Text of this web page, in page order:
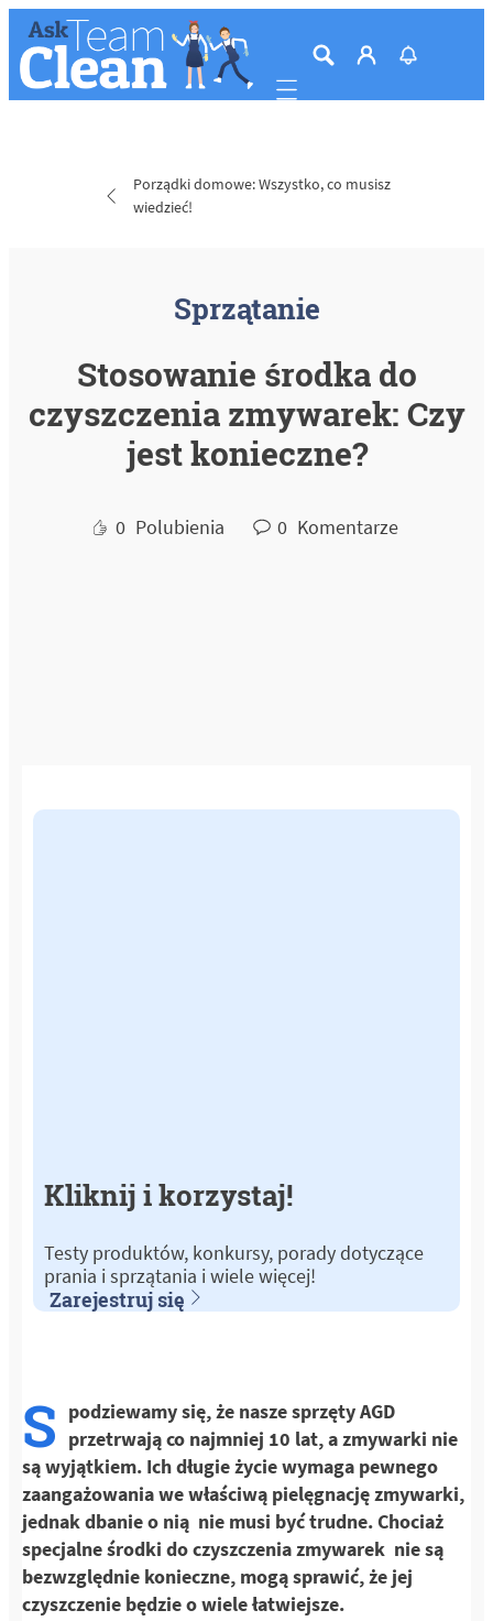
Mobile navigation
Porządki domowe: Wszystko, co musisz
wiedzieć!
Sprzątanie
Stosowanie środka do
czyszczenia zmywarek: Czy
jest konieczne?
0 Polubienia 0 Komentarze
Kliknij i korzystaj!
Testy produktów, konkursy, porady dotyczące
prania i sprzątania i wiele więcej!
Zarejestruj się
S podziewamy się, że nasze sprzęty AGD
przetrwają co najmniej 10 lat, a zmywarki nie
są wyjątkiem. Ich długie życie wymaga pewnego
zaangażowania we właściwą pielęgnację zmywarki,
jednak dbanie o nią nie musi być trudne. Chociaż
specjalne środki do czyszczenia zmywarek nie są
bezwzględnie konieczne, mogą sprawić, że jej
czyszczenie będzie o wiele łatwiejsze.